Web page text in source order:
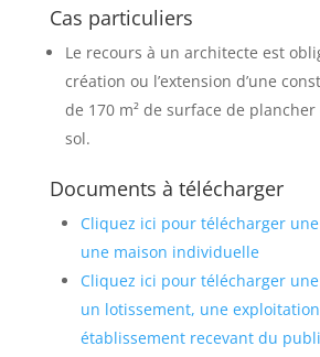
Cas particuliers
Le recours à un architecte est
création ou l’extension d’une
de 170 m² de surface de
sol.
Documents à télécharger
Cliquez ici pour télécharger
une maison individuelle
Cliquez ici pour télécharger
un lotissement, une
établissement recevant du